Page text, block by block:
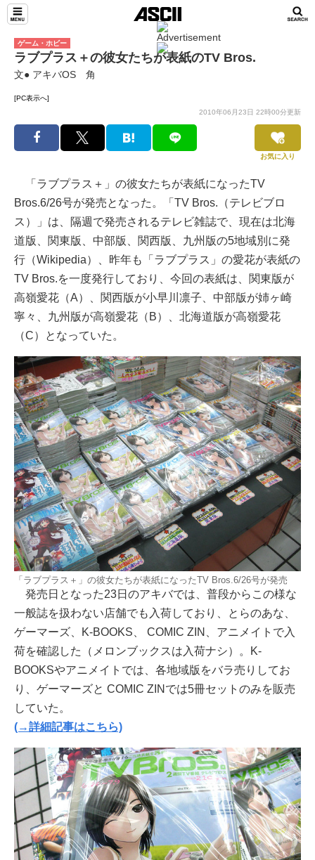
ゲーム・ホビー
ラブプラス＋の彼女たちが表紙のTV Bros.
文● アキバOS 角
[PC表示へ]
2010年06月23日 22時00分更新
お気に入り
「ラブプラス＋」の彼女たちが表紙になったTV
Bros.6/26号が発売となった。「TV Bros.（テレビブロ
ス）」は、隔週で発売されるテレビ雑誌で、現在は北海
道版、関東版、中部版、関西版、九州版の5地域別に発
行（Wikipedia）、昨年も「ラブプラス」の愛花が表紙の
TV Bros.を一度発行しており、今回の表紙は、関東版が
高嶺愛花（A）、関西版が小早川凛子、中部版が姉ヶ崎
寧々、九州版が高嶺愛花（B）、北海道版が高嶺愛花
（C）となっていた。
「ラブプラス＋」の彼女たちが表紙になったTV Bros.6/26号が発売
発売日となった23日のアキバでは、普段からこの様な
一般誌を扱わない店舗でも入荷しており、とらのあな、
ゲーマーズ、K-BOOKS、 COMIC ZIN、アニメイトで入
荷を確認した（メロンブックスは入荷ナシ）。K-
BOOKSやアニメイトでは、各地域版をバラ売りしてお
り、ゲーマーズと COMIC ZINでは5冊セットのみを販売
していた。
(→詳細記事はこちら)